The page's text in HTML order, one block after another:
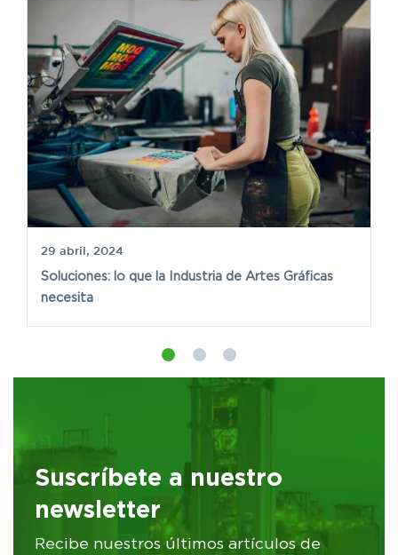
29 abril, 2024
Soluciones: lo que la Industria de Artes Gráficas
necesita
Suscríbete a nuestro
newsletter
Recibe nuestros últimos artículos de